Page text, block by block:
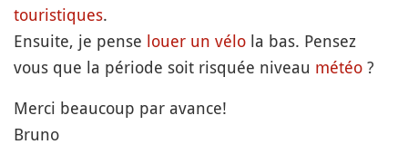
touristiques.
Ensuite, je pense louer un vélo la bas. Pensez
vous que la période soit risquée niveau météo ?
Merci beaucoup par avance!
Bruno